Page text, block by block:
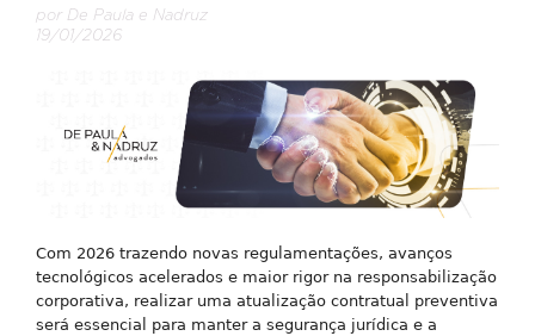
por De Paula e Nadruz
19/01/2026
Com 2026 trazendo novas regulamentações, avanços
tecnológicos acelerados e maior rigor na responsabilização
corporativa, realizar uma atualização contratual preventiva
será essencial para manter a segurança jurídica e a